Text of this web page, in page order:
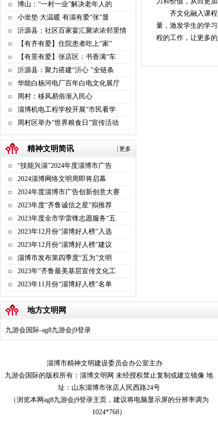
博山：“一村一业”解决老年人的
小坐垫 大温暖 有淄有爱“张”显
沂源县：社区百家宴汇聚浓浓邻里情
【有齐有爱】住院患者吃上“家”
【有景有爱】张店区：书香满“车
沂源县：聚力搭建“沂心 ”全链条
华能白杨河电厂百年白电文化展厅
周村：移风易俗渐入民心
淄博机电工程学校开展“市民看学
周村区举办“世界粮食日”宣传活动
更多
精神文明简讯
“技能兴淄”2024年度淄博市广告
2024淄博网络文明周即将启幕
2024年度淄博市广告创新创意大赛
2023年度“齐鲁诚信之星”拟推荐
2023年度全市学雷锋志愿服务“五
2023年12月份“淄博好人榜”入选
2023年12月份“淄博好人榜”建议
淄博市发布第四季度“五为”文明
2023年“齐鲁最美基层宣传文化工
2023年11月份“淄博好人榜”名单
齐文化融入课
量，激发学生的学
程的工作，让更多
地方文明网
九游会国际-ag8九游会j9登录
淄博市精神文明建设委员会办公室主办
九游会国际的版权所有：淄博文明网 未经授权禁止复制或建立镜像 地
址：山东淄博市张店人民西路24号
（浏览本网ag8九游会j9登录主页，建议将电脑显示屏的分辨率调为
1024*768）